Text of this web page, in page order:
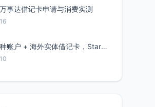
事达借记卡申请与消费实测
全球多币种账户 + 海外实体借记卡，Starryblu开户教程与注意事项